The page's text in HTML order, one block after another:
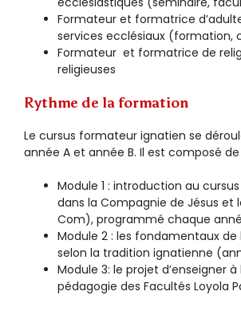
Formateur et formatrice
services ecclésiaux (formation,
Formateur et formatrice de
religieuses
Rythme de la formation
Le cursus formateur ignatien se
année A et année B. Il est composé
Module 1 : introduction au
dans la Compagnie de Jésus et
Com), programmé chaque
Module 2 : les fondamentaux
selon la tradition ignatienne
Module 3: le projet d’enseigner
pédagogie des Facultés Loyola